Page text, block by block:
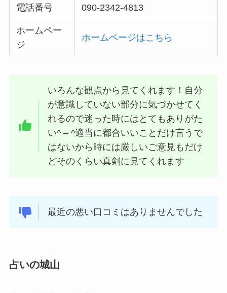
電話番号 090-2342-4813
ホームペー
ジ
ホームページはこちら
いろんな観点から見てくれます！自分
が意識していない部分に気づかせてく
れるので迷った時にはとてもありがた
い^ – ^適当に都合いいことだけ言うで
はないから時には厳しいご意見もだけ
どそのくらい真剣に見てくれます
最近の悪い口コミはありませんでした
占いの城山